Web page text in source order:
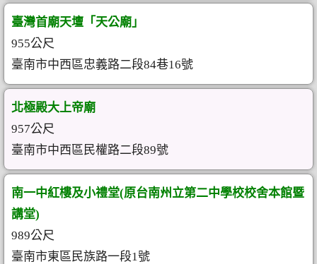
臺灣首廟天壇「天公廟」
955公尺
臺南市中西區忠義路二段84巷16號
北極殿大上帝廟
957公尺
臺南市中西區民權路二段89號
南一中紅樓及小禮堂(原台南州立第二中學校校舍本館暨
講堂)
989公尺
臺南市東區民族路一段1號